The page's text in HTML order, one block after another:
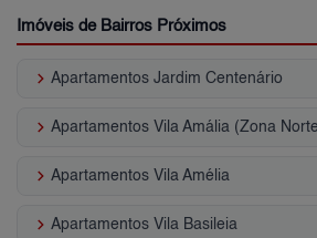
Imóveis de Bairros Próximos
keyboard_arrow_right Apartamentos Jardim Centenário
keyboard_arrow_right Apartamentos Vila Amália (Zona
keyboard_arrow_right Apartamentos Vila Amélia
keyboard_arrow_right Apartamentos Vila Basileia